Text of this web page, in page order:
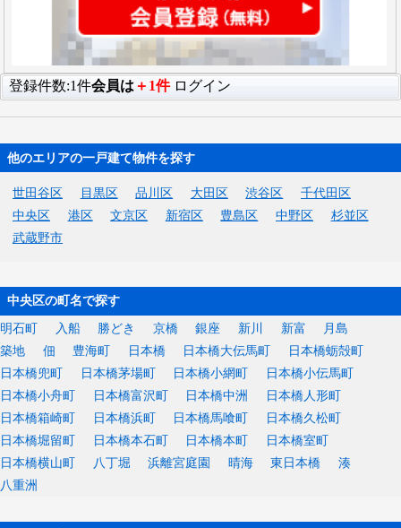
登録件数:1件会員は ＋1件 ログイン
他のエリアの一戸建て物件を探す
世田谷区 目黒区 品川区 大田区 渋谷区
千代田区
中央区
港区 文京区 新宿区 豊島区 中野区
杉並区
武蔵野市
中央区の町名で探す
明石町 入船 勝どき 京橋 銀座 新川 新富
月島
築地
佃 豊海町 日本橋 日本橋大伝馬町
日本橋蛎殻町
日本橋兜町
日本橋茅場町 日本橋小網町
日本橋小伝馬町
日本橋小舟町
日本橋富沢町 日本橋中洲
日本橋人形町
日本橋箱崎町
日本橋浜町 日本橋馬喰町
日本橋久松町
日本橋堀留町
日本橋本石町 日本橋本町
日本橋室町
日本橋横山町
八丁堀 浜離宮庭園 晴海 東日本橋
湊
八重洲